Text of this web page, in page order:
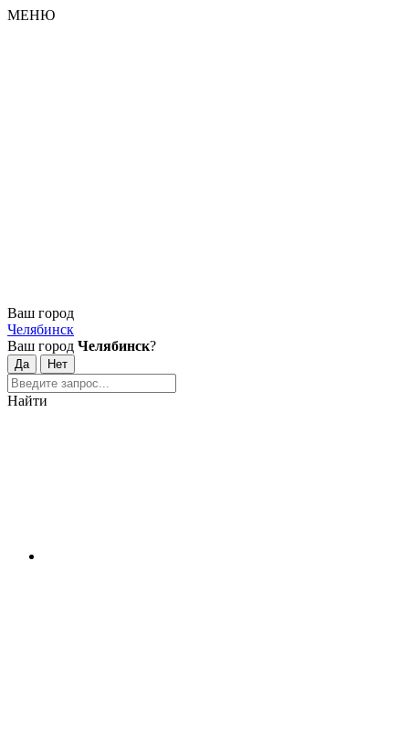
МЕНЮ
Ваш город
Челябинск
Ваш город Челябинск?
Найти